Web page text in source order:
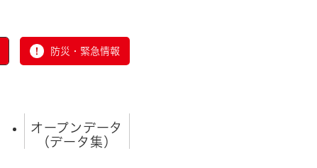
防災・緊急情報
オープンデータ
（データ集）